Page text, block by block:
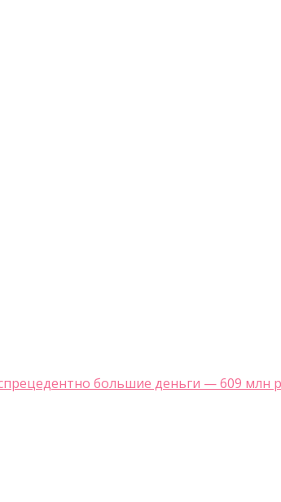
большие деньги — 609 млн